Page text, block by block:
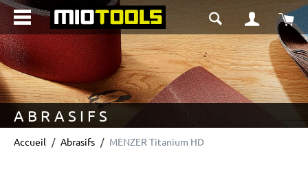
principal
ABRASIFS
Accueil Abrasifs MENZER Titanium HD